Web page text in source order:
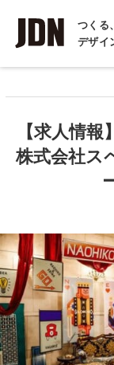
つくる
デザイ
インタビュー
【求人情
株式会社ス